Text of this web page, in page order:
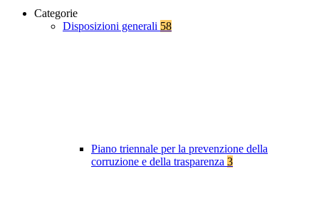
Categorie
Disposizioni generali 58
Piano triennale per la prevenzione della
corruzione e della trasparenza 3